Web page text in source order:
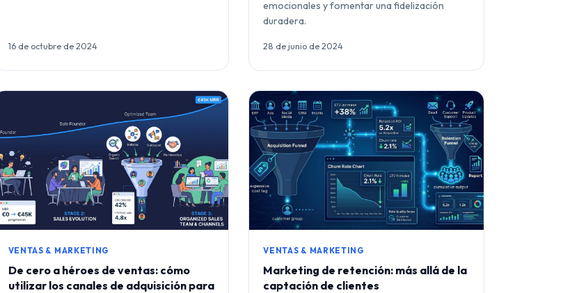
16 de octubre de 2024
emocionales y fomentar una fidelización
duradera.
28 de junio de 2024
VENTAS & MARKETING
De cero a héroes de ventas: cómo
utilizar los canales de adquisición para
VENTAS & MARKETING
Marketing de retención: más allá de la
captación de clientes